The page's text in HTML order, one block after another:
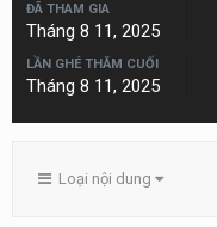
ĐÃ THAM GIA
Tháng 8 11, 2025
LẦN GHÉ THĂM CUỐI
Tháng 8 11, 2025
Loại nội dung